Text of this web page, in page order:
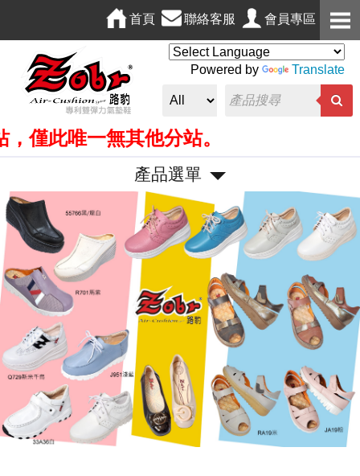
會員專區
聯絡客服
首頁
Powered by Translate
一無其他分站。
產品選單
P
r
e
v
i
o
u
N
e
x
t